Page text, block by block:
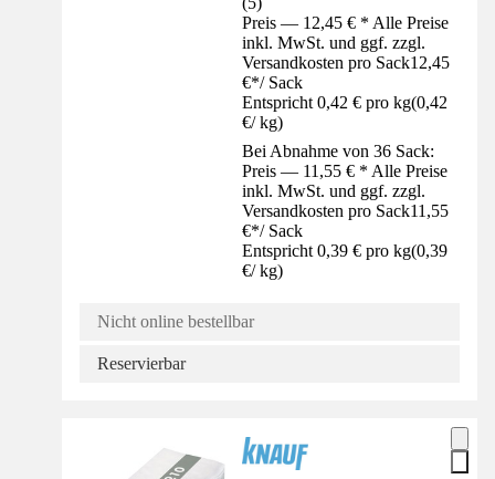
Preis — 12,45 € * Alle Preise
inkl. MwSt. und ggf. zzgl.
Versandkosten pro Sack12,45
€*/ Sack
Entspricht 0,42 € pro kg(0,42
€/ kg)
Bei Abnahme von 36 Sack:
Preis — 11,55 € * Alle Preise
inkl. MwSt. und ggf. zzgl.
Versandkosten pro Sack11,55
€*/ Sack
Entspricht 0,39 € pro kg(0,39
€/ kg)
Nicht online bestellbar
Reservierbar